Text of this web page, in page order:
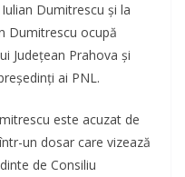
Dumitrescu și la
Dumitrescu ocupă
Județean Prahova și
ai PNL.
este acuzat de
un dosar care vizează
de Consiliu